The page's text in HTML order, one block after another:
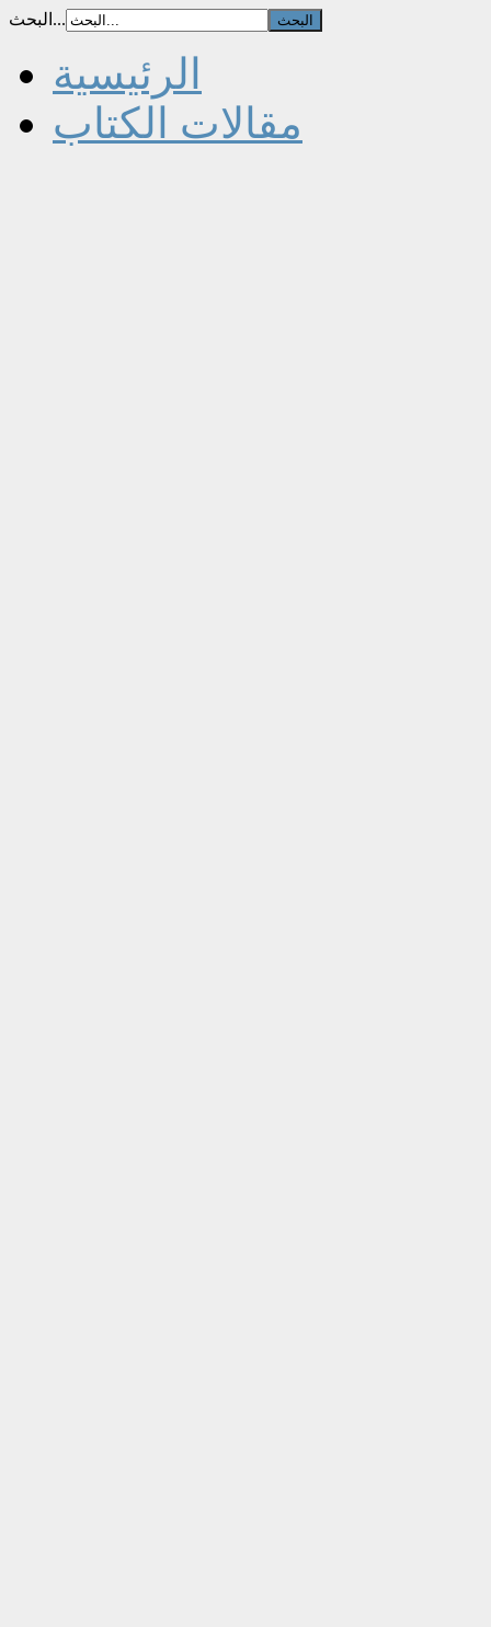
البحث...
الرئيسية
مقالات الكتاب